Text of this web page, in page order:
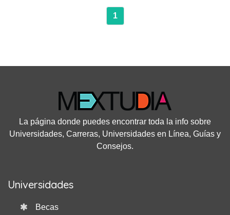
1
La página donde puedes encontrar toda la info sobre
Universidades, Carreras, Universidades en Línea, Guías y
Consejos.
Universidades
Becas